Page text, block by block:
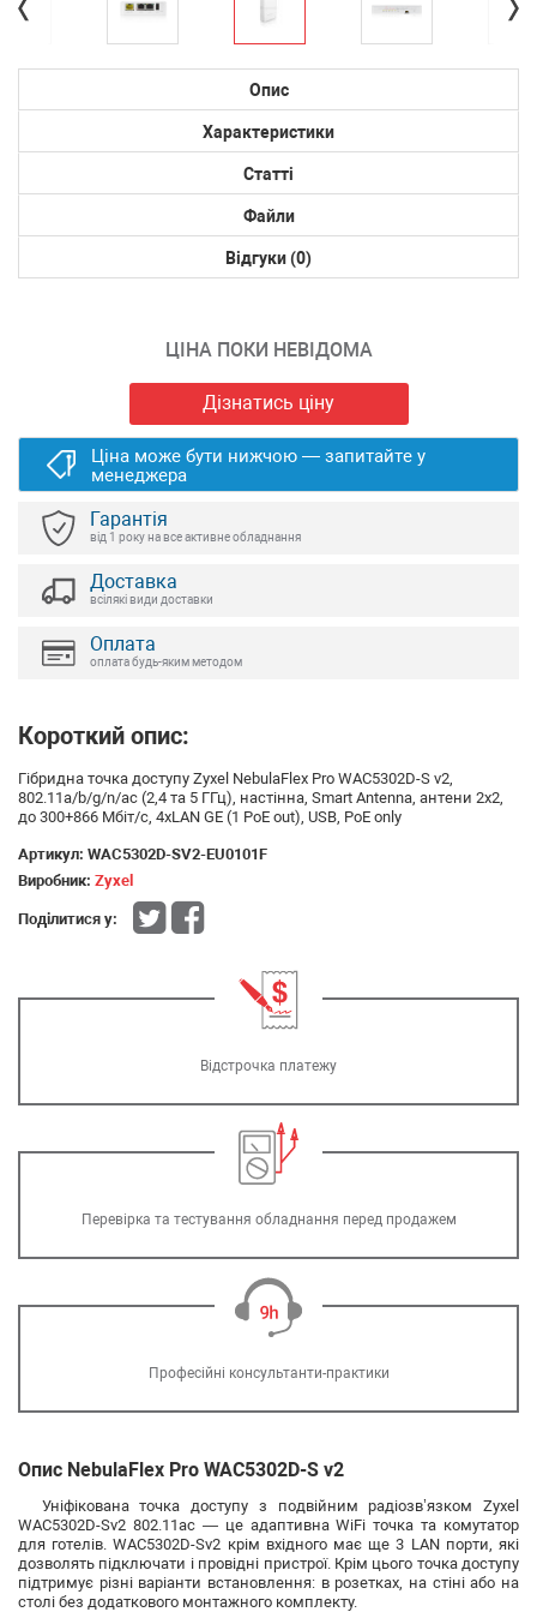
Опис
Характеристики
Статті
Файли
Відгуки (0)
ЦІНА ПОКИ НЕВІДОМА
Дізнатись ціну
Ціна може бути нижчою — запитайте у
менеджера
Гарантія
від 1 року на все активне обладнання
Доставка
всілякі види доставки
Оплата
оплата будь-яким методом
Короткий опис:
Гібридна точка доступу Zyxel NebulaFlex Pro WAC5302D-S v2,
802.11a/b/g/n/ac (2,4 та 5 ГГц), настінна, Smart Antenna, антени 2x2,
до 300+866 Мбіт/с, 4xLAN GE (1 PoE out), USB, PoE only
Артикул: WAC5302D-SV2-EU0101F
Виробник: Zyxel
Поділитися у:
Відстрочка платежу
Перевірка та тестування обладнання перед продажем
Професійні консультанти-практики
Опис NebulaFlex Pro WAC5302D-S v2
Уніфікована точка доступу з подвійним радіозв’язком Zyxel
WAC5302D-Sv2 802.11ac — це адаптивна WiFi точка та комутатор
для готелів. WAC5302D-Sv2 крім вхідного має ще 3 LAN порти, які
дозволять підключати і провідні пристрої. Крім цього точка доступу
підтримує різні варіанти встановлення: в розетках, на стіні або на
столі без додаткового монтажного комплекту.